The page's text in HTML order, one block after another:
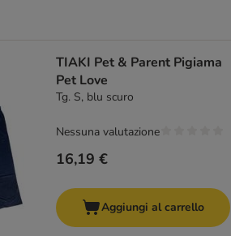
TIAKI Pet & Parent Pigiama
Pet Love
Tg. S, blu scuro
16,19 €
Nessuna valutazione
Aggiungi al carrello